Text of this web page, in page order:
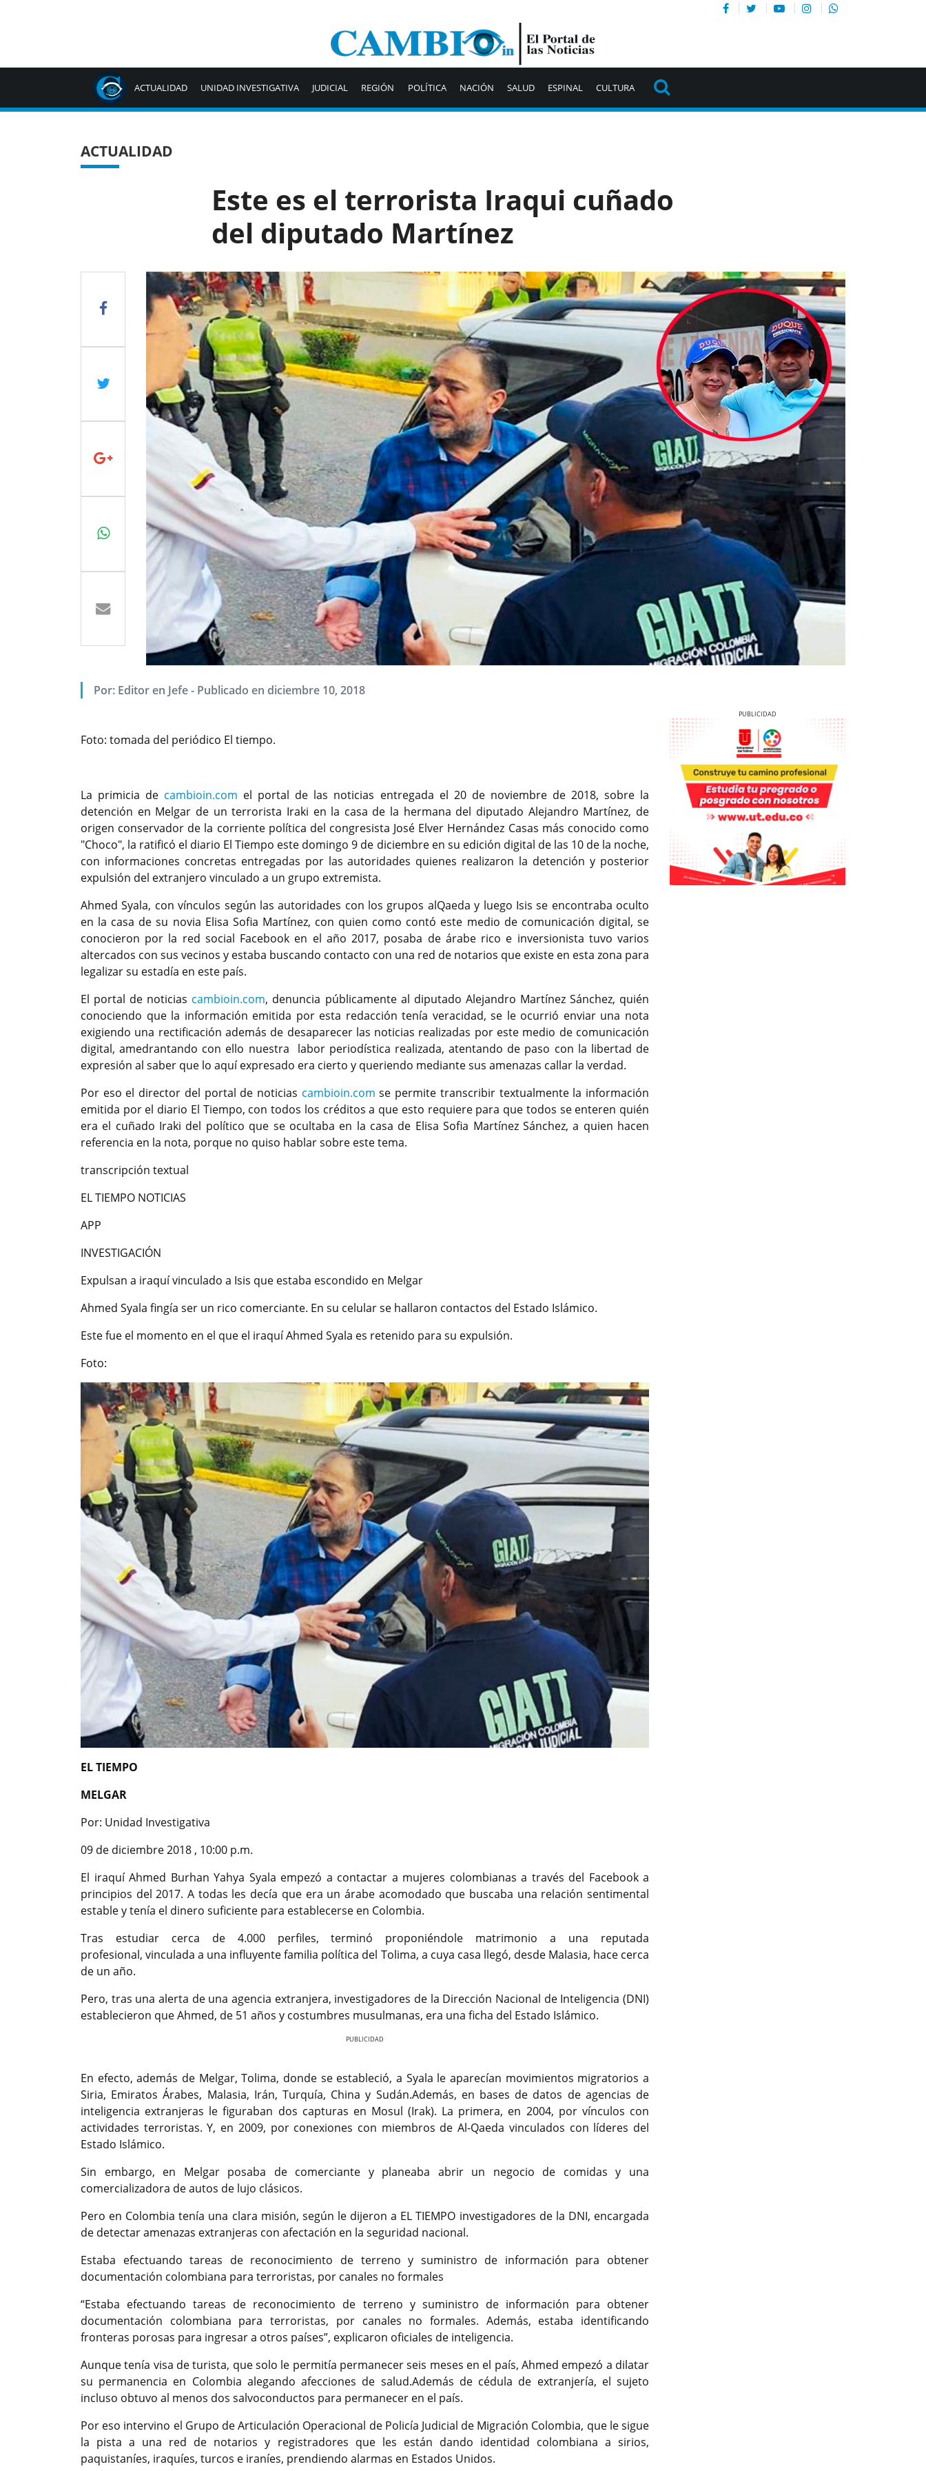
ACTUALIDAD UNIDAD INVESTIGATIVA JUDICIAL REGIÓN POLÍTICA NACIÓN SALUD ESPINAL CULTURA
ACTUALIDAD
Este es el terrorista Iraqui cuñado
del diputado Martínez
Por: Editor en Jefe - Publicado en diciembre 10, 2018
Foto: tomada del periódico El tiempo.
La primicia de cambioin.com el portal de las noticias entregada el 20 de noviembre de 2018, sobre la
detención en Melgar de un terrorista Iraki en la casa de la hermana del diputado Alejandro Martínez, de
origen conservador de la corriente política del congresista José Elver Hernández Casas más conocido como
"Choco", la ratificó el diario El Tiempo este domingo 9 de diciembre en su edición digital de las 10 de la noche,
con informaciones concretas entregadas por las autoridades quienes realizaron la detención y posterior
expulsión del extranjero vinculado a un grupo extremista.
Ahmed Syala, con vínculos según las autoridades con los grupos alQaeda y luego Isis se encontraba oculto
en la casa de su novia Elisa Sofia Martínez, con quien como contó este medio de comunicación digital, se
conocieron por la red social Facebook en el año 2017, posaba de árabe rico e inversionista tuvo varios
altercados con sus vecinos y estaba buscando contacto con una red de notarios que existe en esta zona para
legalizar su estadía en este país.
El portal de noticias cambioin.com, denuncia públicamente al diputado Alejandro Martínez Sánchez, quién
conociendo que la información emitida por esta redacción tenía veracidad, se le ocurrió enviar una nota
exigiendo una rectificación además de desaparecer las noticias realizadas por este medio de comunicación
digital, amedrantando con ello nuestra labor periodística realizada, atentando de paso con la libertad de
expresión al saber que lo aquí expresado era cierto y queriendo mediante sus amenazas callar la verdad.
Por eso el director del portal de noticias cambioin.com se permite transcribir textualmente la información
emitida por el diario El Tiempo, con todos los créditos a que esto requiere para que todos se enteren quién
era el cuñado Iraki del político que se ocultaba en la casa de Elisa Sofia Martínez Sánchez, a quien hacen
referencia en la nota, porque no quiso hablar sobre este tema.
transcripción textual
EL TIEMPO NOTICIAS
APP
INVESTIGACIÓN
Expulsan a iraquí vinculado a Isis que estaba escondido en Melgar
Ahmed Syala fingía ser un rico comerciante. En su celular se hallaron contactos del Estado Islámico.
Este fue el momento en el que el iraquí Ahmed Syala es retenido para su expulsión.
Foto:
EL TIEMPO
MELGAR
Por: Unidad Investigativa
09 de diciembre 2018 , 10:00 p.m.
El iraquí Ahmed Burhan Yahya Syala empezó a contactar a mujeres colombianas a través del Facebook a
principios del 2017. A todas les decía que era un árabe acomodado que buscaba una relación sentimental
estable y tenía el dinero suficiente para establecerse en Colombia.
Tras estudiar cerca de 4.000 perfiles, terminó proponiéndole matrimonio a una reputada
profesional, vinculada a una influyente familia política del Tolima, a cuya casa llegó, desde Malasia, hace cerca
de un año.
Pero, tras una alerta de una agencia extranjera, investigadores de la Dirección Nacional de Inteligencia (DNI)
establecieron que Ahmed, de 51 años y costumbres musulmanas, era una ficha del Estado Islámico.
En efecto, además de Melgar, Tolima, donde se estableció, a Syala le aparecían movimientos migratorios a
Siria, Emiratos Árabes, Malasia, Irán, Turquía, China y Sudán.Además, en bases de datos de agencias de
inteligencia extranjeras le figuraban dos capturas en Mosul (Irak). La primera, en 2004, por vínculos con
actividades terroristas. Y, en 2009, por conexiones con miembros de Al-Qaeda vinculados con líderes del
Estado Islámico.
Sin embargo, en Melgar posaba de comerciante y planeaba abrir un negocio de comidas y una
comercializadora de autos de lujo clásicos.
Pero en Colombia tenía una clara misión, según le dijeron a EL TIEMPO investigadores de la DNI, encargada
de detectar amenazas extranjeras con afectación en la seguridad nacional.
Estaba efectuando tareas de reconocimiento de terreno y suministro de información para obtener
documentación colombiana para terroristas, por canales no formales
“Estaba efectuando tareas de reconocimiento de terreno y suministro de información para obtener
documentación colombiana para terroristas, por canales no formales. Además, estaba identificando
fronteras porosas para ingresar a otros países”, explicaron oficiales de inteligencia.
Aunque tenía visa de turista, que solo le permitía permanecer seis meses en el país, Ahmed empezó a dilatar
su permanencia en Colombia alegando afecciones de salud.Además de cédula de extranjería, el sujeto
incluso obtuvo al menos dos salvoconductos para permanecer en el país.
Por eso intervino el Grupo de Articulación Operacional de Policía Judicial de Migración Colombia, que le sigue
la pista a una red de notarios y registradores que les están dando identidad colombiana a sirios,
paquistaníes, iraquíes, turcos e iraníes, prendiendo alarmas en Estados Unidos.
Previous